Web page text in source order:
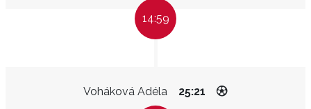
14:59
Voháková Adéla 25:21